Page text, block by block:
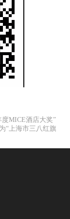
度MICE酒店大奖”
“上海市三八红旗